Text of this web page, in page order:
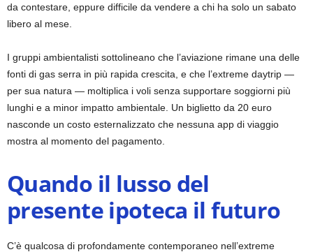
da contestare, eppure difficile da vendere a chi ha solo un sabato
libero al mese.
I gruppi ambientalisti sottolineano che l’aviazione rimane una delle
fonti di gas serra in più rapida crescita, e che l’extreme daytrip —
per sua natura — moltiplica i voli senza supportare soggiorni più
lunghi e a minor impatto ambientale. Un biglietto da 20 euro
nasconde un costo esternalizzato che nessuna app di viaggio
mostra al momento del pagamento.
Quando il lusso del
presente ipoteca il futuro
C’è qualcosa di profondamente contemporaneo nell’extreme